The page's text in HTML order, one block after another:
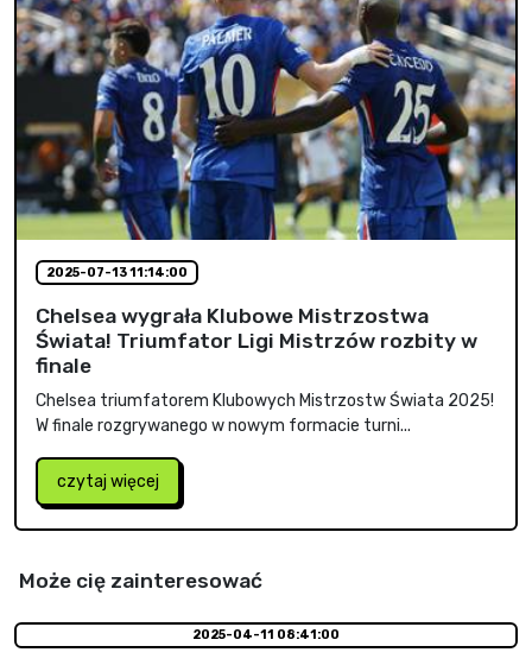
2025-07-13 11:14:00
Chelsea wygrała Klubowe Mistrzostwa
Świata! Triumfator Ligi Mistrzów rozbity w
finale
Chelsea triumfatorem Klubowych Mistrzostw Świata 2025!
W finale rozgrywanego w nowym formacie turni...
czytaj więcej
Może cię zainteresować
2025-04-11 08:41:00